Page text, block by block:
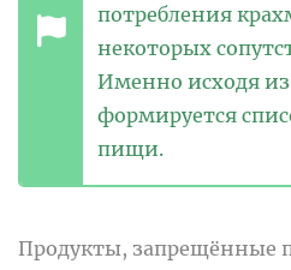
потребления
некоторых
Именно исходя из
формируется
пищи.
Продукты, запрещённые